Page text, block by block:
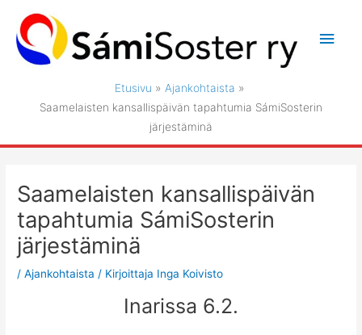
sisältöön
Etusivu
Ajankohtaista
Saamelaisten kansallispäivän tapahtumia SámiSosterin
järjestäminä
Saamelaisten kansallispäivän
tapahtumia SámiSosterin
järjestäminä
/Ajankohtaista / Kirjoittaja Inga Koivisto
Inarissa 6.2.